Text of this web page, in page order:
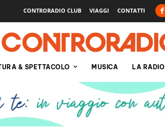
CONTRORADIO CLUB VIAGGI CONTATTI
& SPETTACOLO MUSICA LA RADIO